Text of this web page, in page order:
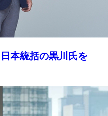
本統括の黒川氏を